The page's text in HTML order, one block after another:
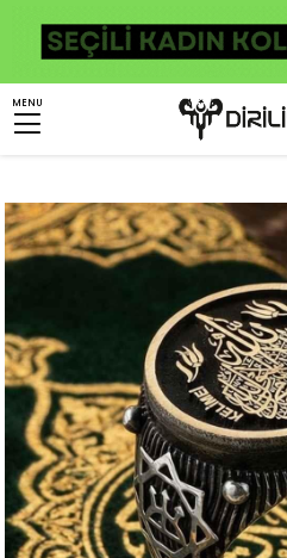
MENU
Erkek Gümüş Yüzük
Kelimei Şehadet Motifli Üç Ok Gümüş Yüzük